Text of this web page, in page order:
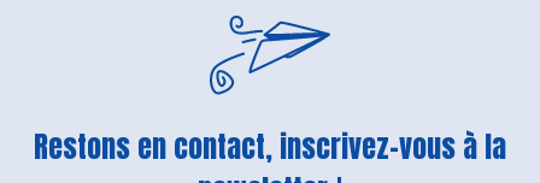
Restons en contact, inscrivez-vous à la